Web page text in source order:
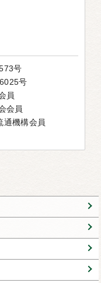
号
号
員
会員
通機構会員